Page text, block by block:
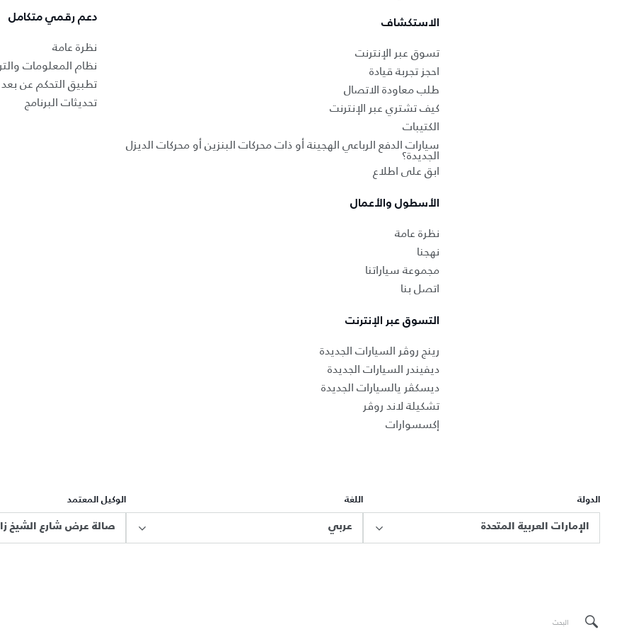
الاستكشاف
تسوق عبر الإنترنت
احجز تجربة قيادة
طلب معاودة الاتصال
كيف تشتري عبر الإنترنت
الكتيبات
سيارات الدفع الرباعي الهجينة أو ذات محركات البنزين أو محركات الديزل
الجديدة؟
ابق على اطلاع
الأسطول والأعمال
نظرة عامة
نهجنا
مجموعة سياراتنا
اتصل بنا
التسوق عبر الإنترنت
رينج روڤر السيارات الجديدة
ديفيندر السيارات الجديدة
ديسكڤر يالسيارات الجديدة
تشكيلة لاند روڤر
إكسسوارات
دعم رقمي متكامل
نظرة عامة
نظام المعلومات
تطبيق التحكم عن بعد
تحديثات البرنامج
الدولة
الإمارات العربية المتحدة
اللغة
عربي
الوكيل المعتمد
صالة عرض شارع الشيخ